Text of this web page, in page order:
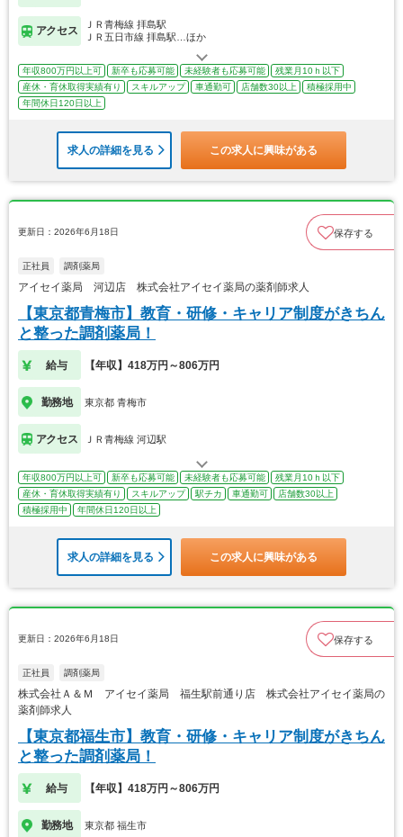
アクセス
ＪＲ青梅線 拝島駅
ＪＲ五日市線 拝島駅…ほか
年収800万円以上可 新卒も応募可能 未経験者も応募可能
残業月10ｈ以下
産休・育休取得実績有り
スキルアップ 車通勤可 店舗数30以上
積極採用中
年間休日120日以上
求人の詳細を見る この求人に興味がある
更新日：2026年6月18日 保存する
正社員 調剤薬局
アイセイ薬局 河辺店 株式会社アイセイ薬局の薬剤師求人
【東京都青梅市】教育・研修・キャリア制度がきちん
と整った調剤薬局！
給与 【年収】418万円～806万円
勤務地 東京都 青梅市
アクセス ＪＲ青梅線 河辺駅
年収800万円以上可 新卒も応募可能 未経験者も応募可能
残業月10ｈ以下
産休・育休取得実績有り
スキルアップ 駅チカ 車通勤可
店舗数30以上
積極採用中
年間休日120日以上
求人の詳細を見る この求人に興味がある
更新日：2026年6月18日 保存する
正社員 調剤薬局
株式会社Ａ＆Ｍ アイセイ薬局 福生駅前通り店 株式会社アイセイ薬局の
薬剤師求人
【東京都福生市】教育・研修・キャリア制度がきちん
と整った調剤薬局！
給与 【年収】418万円～806万円
勤務地 東京都 福生市